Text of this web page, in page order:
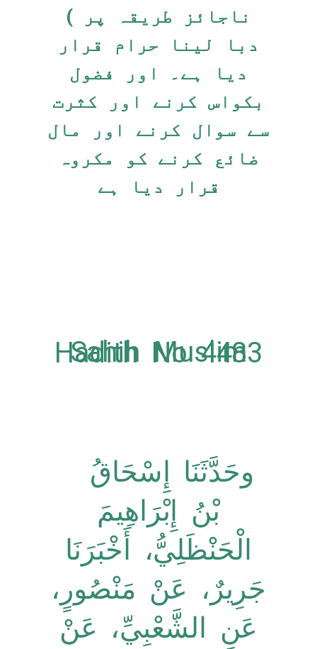
ناجائز طریقہ پر )
دبا لینا حرام قرار
دیا ہے۔ اور فضول
بکواس کرنے اور کثرت
سے سوال کرنے اور مال
ضائع کرنے کو مکروہ
قرار دیا ہے
Sahih Muslim Hadith No 4483
بْنُ إِبْرَاهِيمَ
الْحَنْظَلِيُّ، أَخْبَرَنَا
جَرِيرٌ، عَنْ مَنْصُورٍ،
عَنِ الشَّعْبِيِّ، عَنْ